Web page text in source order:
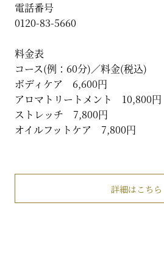
電話番号
0120-83-5660
料金表
コース(例：60分)／料金(税込)
ボディケア 6,600円
アロマトリートメント 10,800円
ストレッチ 7,800円
オイルフットケア 7,800円
詳細はこちら